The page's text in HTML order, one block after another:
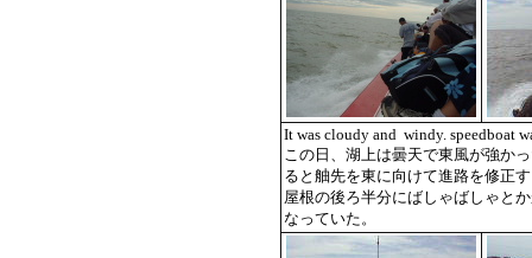
It was cloudy and windy. speedboat
この日、湖上は曇天で東風が強か
ると舳先を東に向けて進路を修正
屋根の後ろ半分にばしゃばしゃと
なっていた。